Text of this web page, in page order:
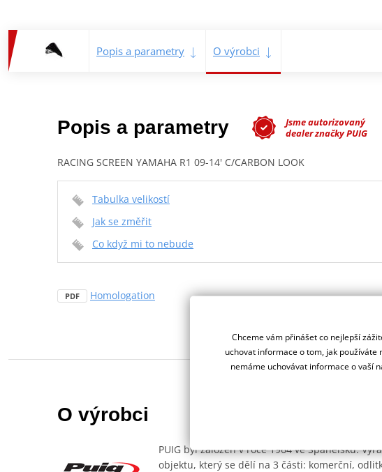
Popis a parametry O výrobci
Popis a parametry
Jsme autorizovaný
dealer značky PUIG
RACING SCREEN YAMAHA R1 09-14' C/CARBON LOOK
Tabulka velikostí
Jak se změřit
Co když mi to nebude
PDF Homologation
O výrobci
PUIG byl založen v roce 1964 ve Španělsku.
objektu, který se dělí na 3 části: komerční,
Chceme vám přinášet co nejlepší
uchovat informace o tom, jak používáte
nemáme uchovávat informace o vaší